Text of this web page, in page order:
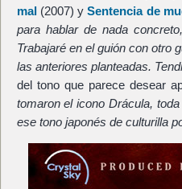
mal(2007) ySentencia de
para hablar de nada
Trabajaré en el guión con otro
las anteriores planteadas.
del tono que parece desear
tomaron el icono Drácula,
ese tono japonés de culturilla